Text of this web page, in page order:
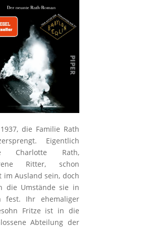
die Familie Rath
Eigentlich
Charlotte Rath,
Ritter, schon
im Ausland sein, doch
die Umstände sie in
fest. Ihr ehemaliger
Fritze ist in die
Abteilung der